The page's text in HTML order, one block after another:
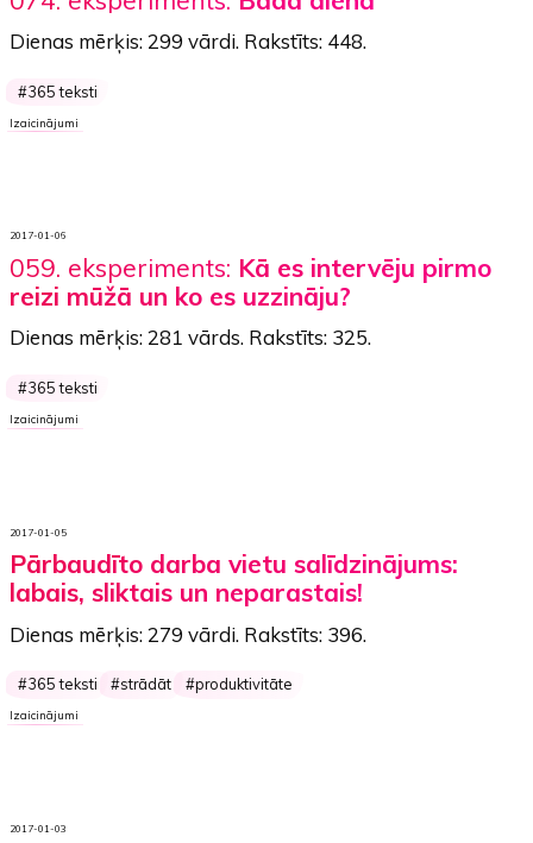
Dienas mērķis:299 vārdi. Rakstīts: 448.
365 teksti
Izaicinājumi
2017-01-06
059. eksperiments: Kā es intervēju pirmo
reizi mūžā un ko es uzzināju?
Dienas mērķis:281 vārds. Rakstīts: 325.
365 teksti
Izaicinājumi
2017-01-05
Pārbaudīto darba vietu salīdzinājums:
labais, sliktais un neparastais!
Dienas mērķis:279 vārdi. Rakstīts: 396.
365 teksti strādāt produktivitāte
Izaicinājumi
2017-01-03